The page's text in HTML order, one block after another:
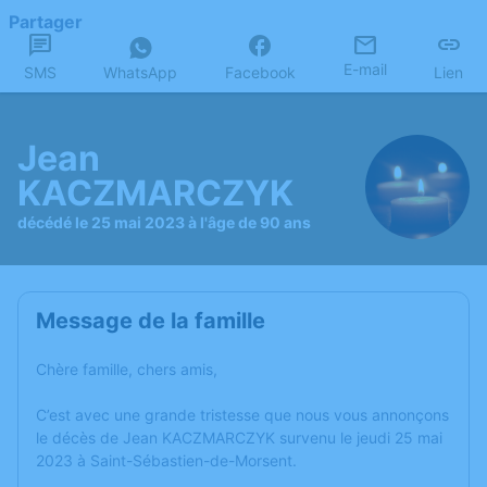
Partager
SMS WhatsApp Facebook E-mail Lien
Jean
KACZMARCZYK
décédé le 25 mai 2023 à l'âge de 90 ans
Message de la famille
Chère famille, chers amis,
C’est avec une grande tristesse que nous vous annonçons
le décès de Jean KACZMARCZYK survenu le jeudi 25 mai
2023 à Saint-Sébastien-de-Morsent.